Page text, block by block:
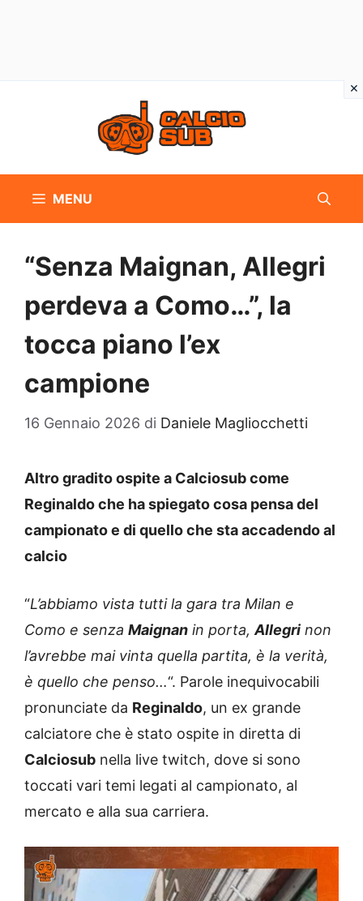
MENU
“Senza Maignan, Allegri
perdeva a Como…”, la
tocca piano l’ex
campione
16 Gennaio 2026 di Daniele Magliocchetti
Altro gradito ospite a Calciosub come
Reginaldo che ha spiegato cosa pensa del
campionato e di quello che sta accadendo al
calcio
“L’abbiamo vista tutti la gara tra Milan e
Como e senza Maignan in porta,Allegri non
l’avrebbe mai vinta quella partita, è la verità,
è quello che penso…“. Parole inequivocabili
pronunciate da Reginaldo, un ex grande
calciatore che è stato ospite in diretta di
Calciosub nella live twitch, dove si sono
toccati vari temi legati al campionato, al
mercato e alla sua carriera.